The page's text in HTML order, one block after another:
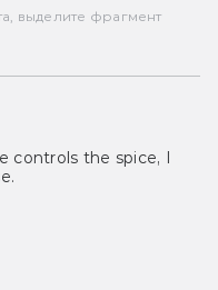
выделите фрагмент
controls the spice, I